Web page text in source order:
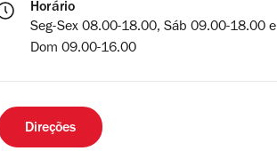
Horário
Seg-Sex 08.00-18.00, Sáb 09.00-18.00 e
Dom 09.00-16.00
Direções